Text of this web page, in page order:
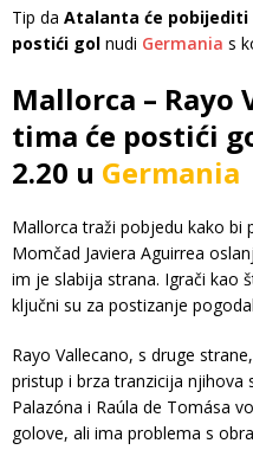
Tip da Atalanta će
postići gol nudi Germania s
Mallorca – Rayo
tima će postići
2.20 u Germania
Mallorca traži pobjedu kako bi
Momčad Javiera Aguirrea
im je slabija strana. Igrači kao
ključni su za postizanje
Rayo Vallecano, s druge
pristup i brza tranzicija njihova
Palazóna i Raúla de Tomása
golove, ali ima problema s